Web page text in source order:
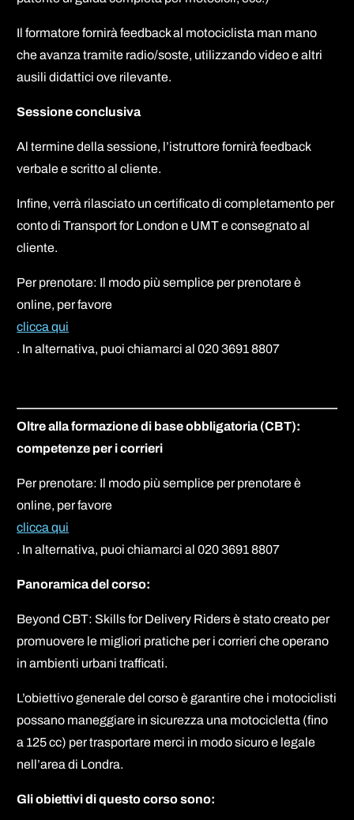
Il formatore fornirà feedback al motociclista man mano
che avanza tramite radio/soste, utilizzando video e altri
ausili didattici ove rilevante.
Sessione conclusiva
Al termine della sessione, l’istruttore fornirà feedback
verbale e scritto al cliente.
Infine, verrà rilasciato un certificato di completamento per
conto di Transport for London e UMT e consegnato al
cliente.
Per prenotare: Il modo più semplice per prenotare è
online, per favore
clicca qui
. In alternativa, puoi chiamarci al 020 3691 8807
Oltre alla formazione di base obbligatoria (CBT):
competenze per i corrieri
Per prenotare: Il modo più semplice per prenotare è
online, per favore
clicca qui
. In alternativa, puoi chiamarci al 020 3691 8807
Panoramica del corso:
Beyond CBT: Skills for Delivery Riders è stato creato per
promuovere le migliori pratiche per i corrieri che operano
in ambienti urbani trafficati.
L’obiettivo generale del corso è garantire che i motociclisti
possano maneggiare in sicurezza una motocicletta (fino
a 125 cc) per trasportare merci in modo sicuro e legale
nell’area di Londra.
Gli obiettivi di questo corso sono: